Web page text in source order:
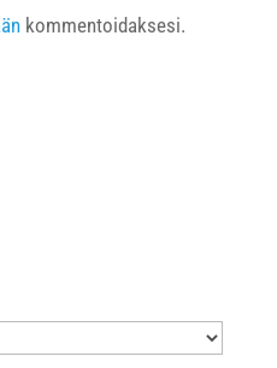
kommentoidaksesi.